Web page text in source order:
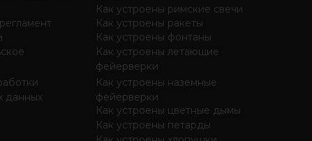
данных
Как устроены римские свечи
Как устроены ракеты
Как устроены фонтаны
Как устроены летающие
фейерверки
Как устроены наземные
фейерверки
Как устроены цветные дымы
Как устроены петарды